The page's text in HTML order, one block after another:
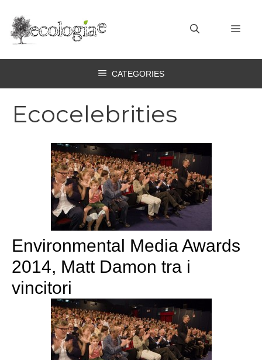
contenuto
CATEGORIES
Ecocelebrities
Environmental Media Awards
2014, Matt Damon tra i
vincitori